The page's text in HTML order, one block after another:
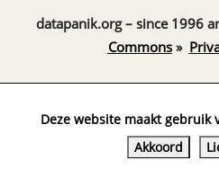
datapanik.org – since 1996
Commons»
Deze website maakt gebruik
Akkoord